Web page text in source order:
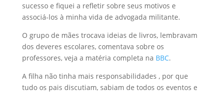
sucesso e fiquei a refletir sobre seus motivos e
associá-los à minha vida de advogada militante.
O grupo de mães trocava ideias de livros, lembravam
dos deveres escolares, comentava sobre os
professores, veja a matéria completa na BBC.
A filha não tinha mais responsabilidades , por que
tudo os pais discutiam, sabiam de todos os eventos e